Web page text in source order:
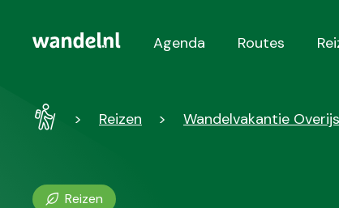
Agenda Routes
WandelReizen Wandelvakantie
Reizen